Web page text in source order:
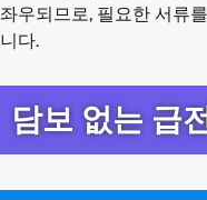
좌우되므로, 필요한 서류
니다.
담보 없는 급